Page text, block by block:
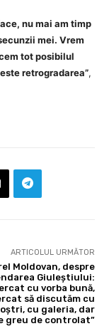
nu mai am timp
mei. Vrem
tot posibilul
retrogradarea”,
ARTICOLUL URMĂTOR
Moldovan, despre
Giuleștiului:
cu vorba bună,
să discutăm cu
cu galeria, dar
greu de controlat”